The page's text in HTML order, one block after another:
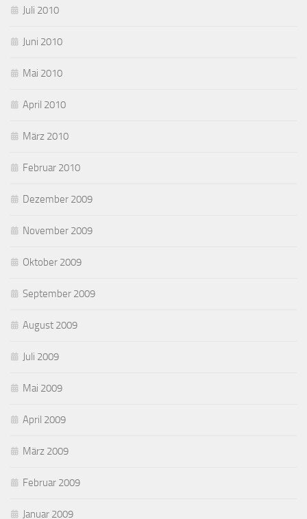
Juli 2010
Juni 2010
Mai 2010
April 2010
März 2010
Februar 2010
Dezember 2009
November 2009
Oktober 2009
September 2009
August 2009
Juli 2009
Mai 2009
April 2009
März 2009
Februar 2009
Januar 2009